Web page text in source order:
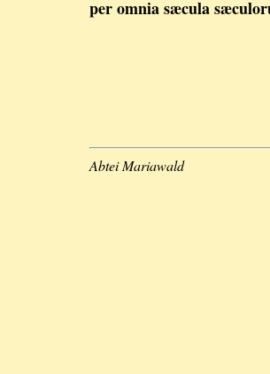
per omnia sæcula
Abtei Mariawald